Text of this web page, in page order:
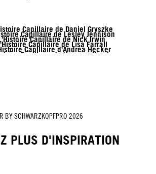
Capillaire de Daniel Gryszke
Capillaire de Lesley Jennison
Capillaire de Nick Irwin
Capillaire de Lisa Farrall
Capillaire d'Andrea Hecker
Capillaire de Vanessa Kranke
BY SCHWARZKOPFPRO 2026
PLUS D'INSPIRATION